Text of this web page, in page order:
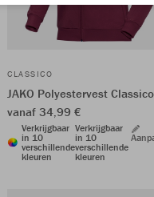
CLASSICO
JAKO Polyestervest Classico
vanaf 34,99 €
Verkrijgbaar
in 10
verschillende
kleuren
Verkrijgbaar
in 10
verschillende
kleuren